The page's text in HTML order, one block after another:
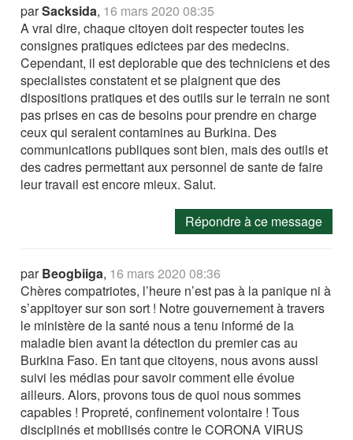
parSacksida, 16 mars 2020 08:35
A vrai dire, chaque citoyen doit respecter toutes les
consignes pratiques edictees par des medecins.
Cependant, il est deplorable que des techniciens et des
specialistes constatent et se plaignent que des
dispositions pratiques et des outils sur le terrain ne sont
pas prises en cas de besoins pour prendre en charge
ceux qui seraient contamines au Burkina. Des
communications publiques sont bien, mais des outils et
des cadres permettant aux personnel de sante de faire
leur travail est encore mieux. Salut.
Répondre à ce message
parBeogbiiga, 16 mars 2020 08:36
Chères compatriotes, l’heure n’est pas à la panique ni à
s’appitoyer sur son sort ! Notre gouvernement à travers
le ministère de la santé nous a tenu informé de la
maladie bien avant la détection du premier cas au
Burkina Faso. En tant que citoyens, nous avons aussi
suivi les médias pour savoir comment elle évolue
ailleurs. Alors, provons tous de quoi nous sommes
capables ! Propreté, confinement volontaire ! Tous
disciplinés et mobilisés contre le CORONA VIRUS